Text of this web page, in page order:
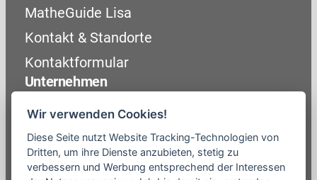
MatheGuide Lisa
Kontakt & Standorte
Kontaktformular
Unternehmen
Wissensvorsprung (Blog)
Wir verwenden Cookies!
Diese Seite nutzt Website Tracking-Technologien von
Dritten, um ihre Dienste anzubieten, stetig zu
verbessern und Werbung entsprechend der Interessen